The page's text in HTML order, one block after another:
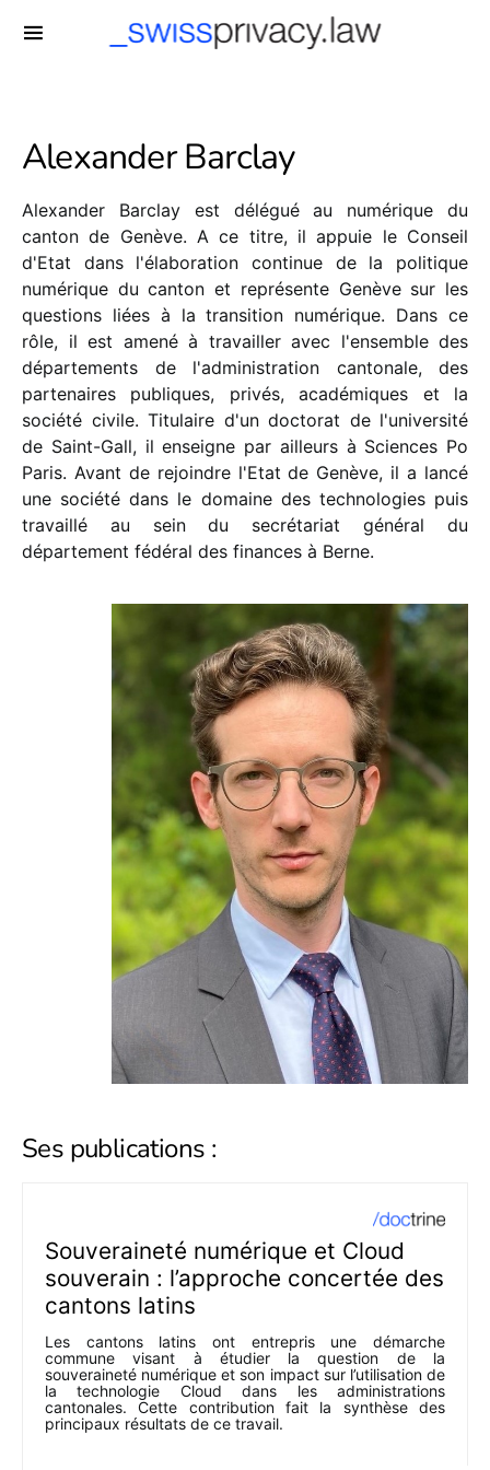
Alexander Barclay
Alexander Barclay est délégué au numérique du
canton de Genève. A ce titre, il appuie le Conseil
d'Etat dans l'élaboration continue de la politique
numérique du canton et représente Genève sur les
questions liées à la transition numérique. Dans ce
rôle, il est amené à travailler avec l'ensemble des
départements de l'administration cantonale, des
partenaires publiques, privés, académiques et la
société civile. Titulaire d'un doctorat de l'université
de Saint-Gall, il enseigne par ailleurs à Sciences Po
Paris. Avant de rejoindre l'Etat de Genève, il a lancé
une société dans le domaine des technologies puis
travaillé au sein du secrétariat général du
département fédéral des finances à Berne.
Ses publications :
Souveraineté numérique et Cloud
souverain : l’approche concertée des
cantons latins
Les cantons latins ont entrepris une démarche
commune visant à étudier la question de la
souveraineté numérique et son impact sur l’utilisation de
la technologie Cloud dans les administrations
cantonales. Cette contribution fait la synthèse des
principaux résultats de ce travail.